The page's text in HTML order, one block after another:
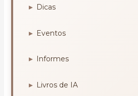
Dicas
Eventos
Informes
Livros de IA